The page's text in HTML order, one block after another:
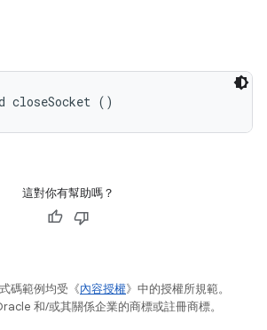
closeSocket ()
這對你有幫助嗎？
碼範例均受《內容授權》中的授權所規範。
和/或其關係企業的商標或註冊商標。